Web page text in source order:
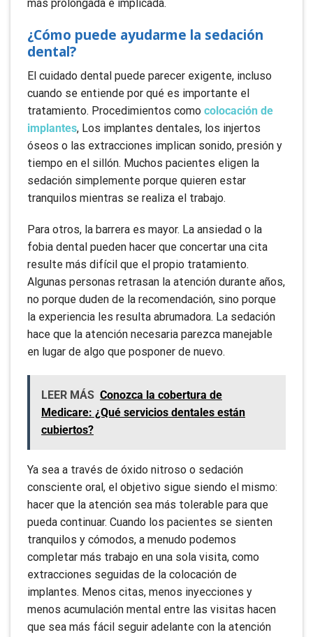
más prolongada e implicada.
¿Cómo puede ayudarme la sedación
dental?
El cuidado dental puede parecer exigente, incluso
cuando se entiende por qué es importante el
tratamiento. Procedimientos como colocación de
implantes, Los implantes dentales, los injertos
óseos o las extracciones implican sonido, presión y
tiempo en el sillón. Muchos pacientes eligen la
sedación simplemente porque quieren estar
tranquilos mientras se realiza el trabajo.
Para otros, la barrera es mayor. La ansiedad o la
fobia dental pueden hacer que concertar una cita
resulte más difícil que el propio tratamiento.
Algunas personas retrasan la atención durante años,
no porque duden de la recomendación, sino porque
la experiencia les resulta abrumadora. La sedación
hace que la atención necesaria parezca manejable
en lugar de algo que posponer de nuevo.
LEER MÁS Conozca la cobertura de
Medicare: ¿Qué servicios dentales están
cubiertos?
Ya sea a través de óxido nitroso o sedación
consciente oral, el objetivo sigue siendo el mismo:
hacer que la atención sea más tolerable para que
pueda continuar. Cuando los pacientes se sienten
tranquilos y cómodos, a menudo podemos
completar más trabajo en una sola visita, como
extracciones seguidas de la colocación de
implantes. Menos citas, menos inyecciones y
menos acumulación mental entre las visitas hacen
que sea más fácil seguir adelante con la atención